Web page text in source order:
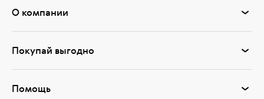
О компании
Покупай выгодно
Помощь